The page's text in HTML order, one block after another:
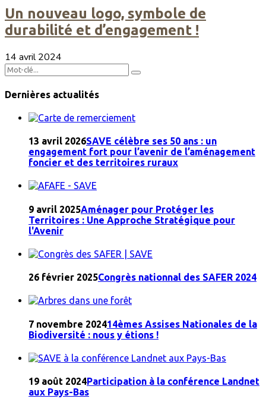
Un nouveau logo, symbole de
durabilité et d’engagement !
14 avril 2024
Dernières actualités
13 avril 2026SAVE célèbre ses 50 ans : un
engagement fort pour l’avenir de l’aménagement
foncier et des territoires ruraux
9 avril 2025Aménager pour Protéger les
Territoires : Une Approche Stratégique pour
l'Avenir
26 février 2025Congrès nationnal des SAFER 2024
7 novembre 202414èmes Assises Nationales de la
Biodiversité : nous y étions !
19 août 2024Participation à la conférence Landnet
aux Pays-Bas